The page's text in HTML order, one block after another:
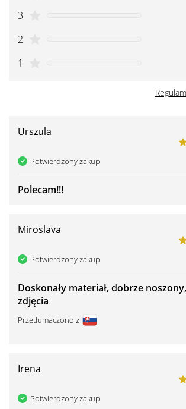
3
2
1
Urszula
Potwierdzony zakup
Polecam!!!
Miroslava
Potwierdzony zakup
Doskonały materiał, dobrze
zdjęcia
Przetłumaczono z
Irena
Potwierdzony zakup